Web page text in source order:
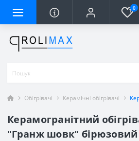
0
Обігрівачі Керамічні обігрівачі
Керамогранітний
"Гранж шовк" бірюзовий